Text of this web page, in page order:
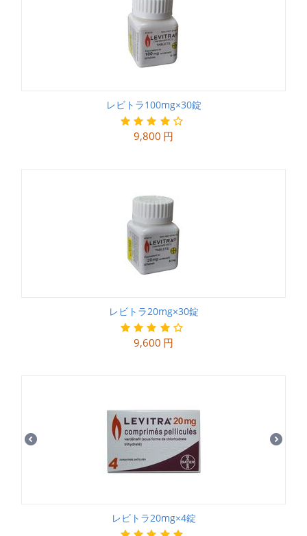
レビトラ100mg×30錠
9,800 円
レビトラ20mg×30錠
9,600 円
レビトラ20mg×4錠